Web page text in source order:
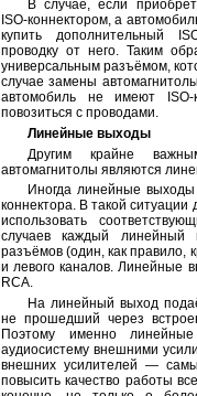
В случае, если
ISO-коннектором, а
купить дополнительный
проводку от него. Таким
универсальным разъёмом,
случае замены
автомобиль не имеют
повозиться с проводами.
Линейные выходы
Другим крайне
автомагнитолы являются
Иногда линейные
коннектора. В такой
использовать
случаев каждый линейный
разъёмов (один, как правило,
и левого каналов. Линейные
RCA.
На линейный выход
не прошедший через
Поэтому именно
аудиосистему внешними
внешних усилителей —
повысить качество работы